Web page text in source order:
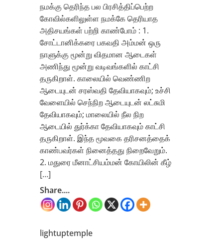
நமக்கு தெரிந்த பல பிரசித்திப்பெற்ற
கோவில்களிலுள்ள நமக்கே தெரியாத
அதிசயங்கள் பற்றி காண்போம் : 1.
சோட்டானிக்கரை பகவதி அம்மன் ஒரு
நாளுக்கு மூன்று விதமான ஆடைகள்
அணிந்து மூன்று வடிவங்களில் காட்சி
தருகிறாள். காலையில் வெண்ணிற
ஆடையுடன் சரஸ்வதி தேவியாகவும்; உச்சி
வேளையில் செந்நிற ஆடையுடன் லட்சுமி
தேவியாகவும்; மாலையில் நீல நிற
ஆடையில் துர்க்கா தேவியாகவும் காட்சி
தருகிறாள். இந்த மூவகை தரிசனத்தைக்
காண்பவர்கள் நினைத்தது நிறைவேறும்.
2. மதுரை மீனாட்சியம்மன் கோயிலின் கீழ்
[…]
Share....
lightuptemple